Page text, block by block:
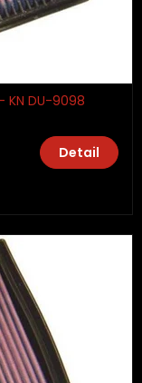
KN DU-9098
Detail